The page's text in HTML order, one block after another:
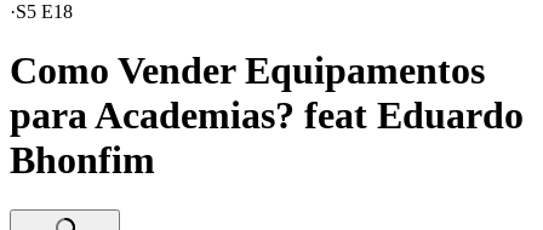
·S5 E18
Como Vender Equipamentos
para Academias? feat Eduardo
Bhonfim